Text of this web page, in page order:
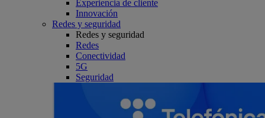
Experiencia de cliente
Innovación
Redes y seguridad
Redes y seguridad
Redes
Conectividad
5G
Seguridad